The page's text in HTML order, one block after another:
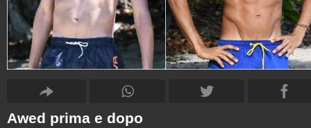
Awed prima e dopo